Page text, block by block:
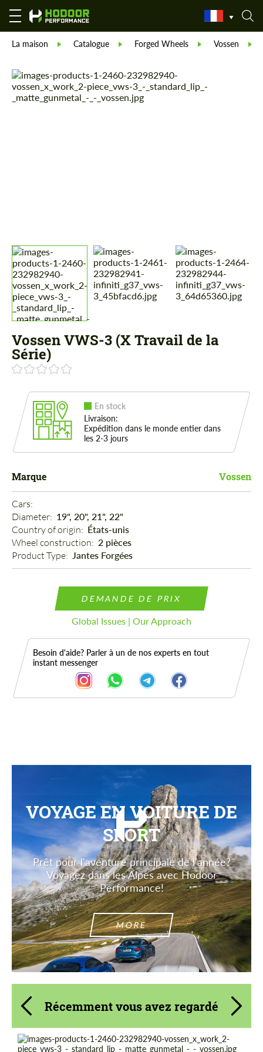
La maison Catalogue Forged Wheels Vossen
Vossen VWS-3 (X Travail de la
Série)
En stock
Livraison:
Expédition dans le monde entier dans
les 2-3 jours
Marque Vossen
Cars:
Diameter: 19", 20", 21", 22"
Country of origin: États-unis
Wheel construction: 2 pièces
Product Type: Jantes Forgées
DEMANDE DE PRIX
Global Issues | Our Approach
Besoin d'aide? Parler à un de nos experts en tout
instant messenger
VOYAGE EN VOITURE DE
SPORT
Prêt pour l'aventure principale de l'année?
Voyagez dans les Alpes avec Hodoor
Performance!
MORE
Récemment vous avez regardé